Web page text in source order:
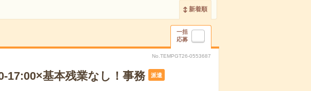
新着順
一括
応募
No.TEMPGT26-0553687
17:00×基本残業なし！事務 派遣